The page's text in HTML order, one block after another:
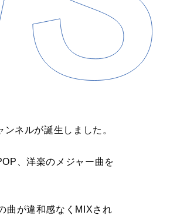
ネルが誕生しました。
、洋楽のメジャー曲を
曲が違和感なくMIXされ